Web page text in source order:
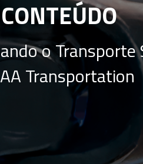
o Transporte
Transportation
CONTEÚDO